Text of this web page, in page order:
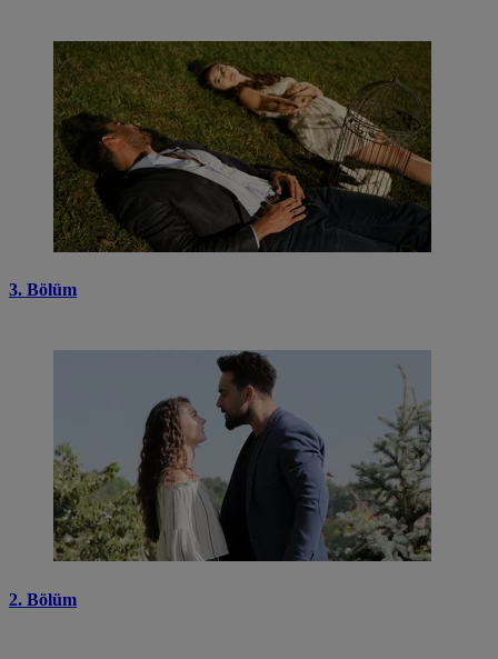
3. Bölüm
2. Bölüm